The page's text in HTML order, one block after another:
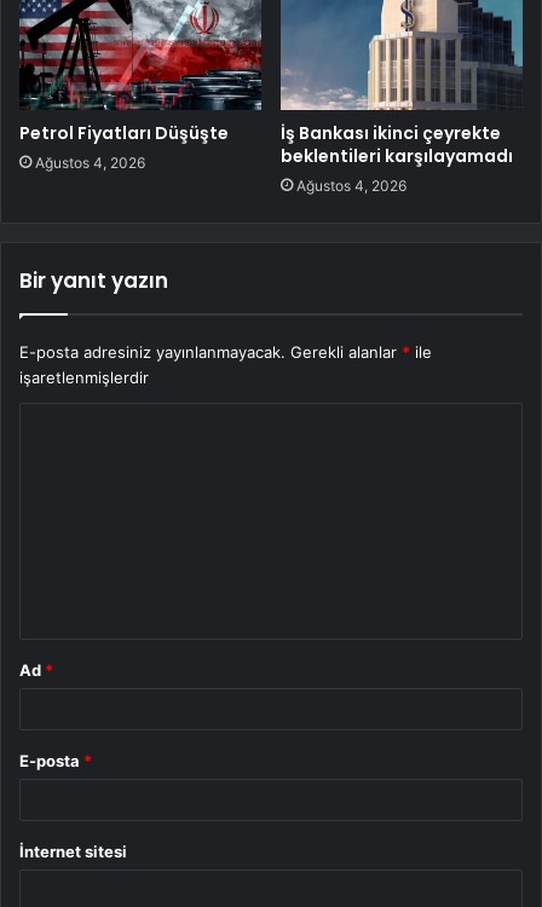
Petrol Fiyatları Düşüşte
Ağustos 4, 2026
İş Bankası ikinci çeyrekte
beklentileri karşılayamadı
Ağustos 4, 2026
Bir yanıt yazın
E-posta adresiniz yayınlanmayacak. Gerekli alanlar * ile
işaretlenmişlerdir
Ad *
E-posta *
İnternet sitesi